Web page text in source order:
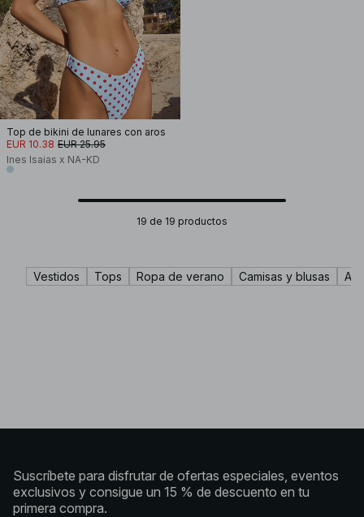
Top de bikini de lunares con aros
EUR 10.38 EUR 25.95
Ines Isaias x NA-KD
19 de 19 productos
Vestidos Tops Ropa de verano Camisas y blusas
Suscríbete para disfrutar de ofertas especiales, eventos
exclusivos y consigue un 15 % de descuento en tu
primera compra.